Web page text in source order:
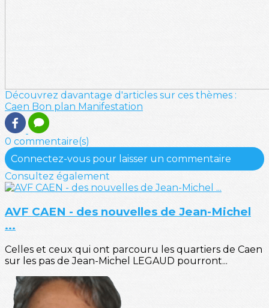
Découvrez davantage d'articles sur ces thèmes :
Caen Bon plan Manifestation
0 commentaire(s)
Connectez-vous pour laisser un commentaire
Consultez également
AVF CAEN - des nouvelles de Jean-Michel
...
Celles et ceux qui ont parcouru les quartiers de Caen
sur les pas de Jean-Michel LEGAUD pourront...